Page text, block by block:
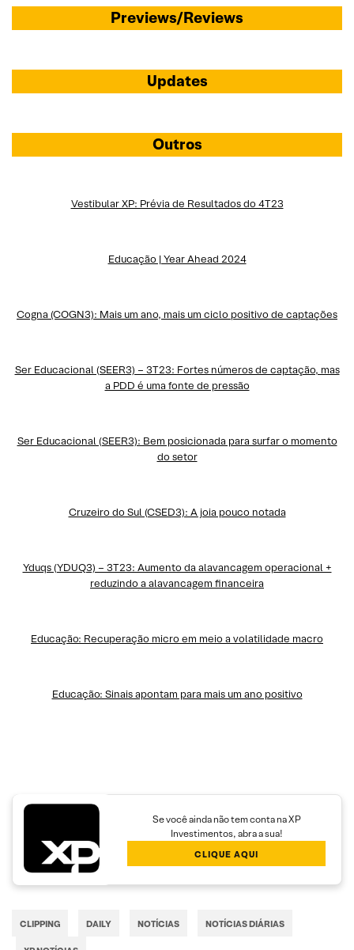
Previews/Reviews
Updates
Outros
Vestibular XP: Prévia de Resultados do 4T23
Educação | Year Ahead 2024
Cogna (COGN3): Mais um ano, mais um ciclo positivo de captações
Ser Educacional (SEER3) – 3T23: Fortes números de captação, mas
a PDD é uma fonte de pressão
Ser Educacional (SEER3): Bem posicionada para surfar o momento
do setor
Cruzeiro do Sul (CSED3): A joia pouco notada
Yduqs (YDUQ3) – 3T23: Aumento da alavancagem operacional +
reduzindo a alavancagem financeira
Educação: Recuperação micro em meio a volatilidade macro
Educação: Sinais apontam para mais um ano positivo
Se você ainda não tem conta na XP
Investimentos, abra a sua!
CLIQUE AQUI
CLIPPING DAILY NOTÍCIAS NOTÍCIAS DIÁRIAS